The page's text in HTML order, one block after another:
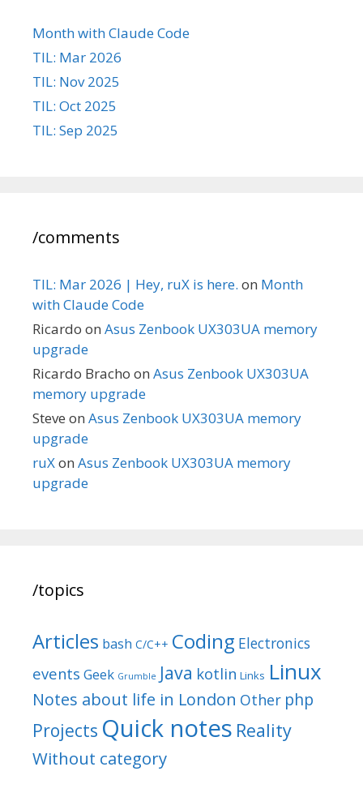
Month with Claude Code
TIL: Mar 2026
TIL: Nov 2025
TIL: Oct 2025
TIL: Sep 2025
/comments
TIL: Mar 2026 | Hey, ruX is here. on Month
with Claude Code
Ricardo on Asus Zenbook UX303UA memory
upgrade
Ricardo Bracho on Asus Zenbook UX303UA
memory upgrade
Steve on Asus Zenbook UX303UA memory
upgrade
ruXon Asus Zenbook UX303UA memory
upgrade
/topics
Articles bash C/C++ Coding Electronics
events Geek Grumble Java kotlin Links Linux
Notes about life in London Other php
Projects Quick notes Reality
Without category